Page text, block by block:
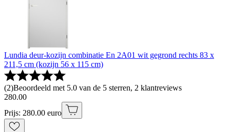
Lundia deur-kozijn combinatie En 2A01 wit gegrond rechts 83 x
211,5 cm (kozijn 56 x 115 cm)
(2)Beoordeeld met 5.0 van de 5 sterren, 2 klantreviews
280.00
Prijs: 280.00 euro